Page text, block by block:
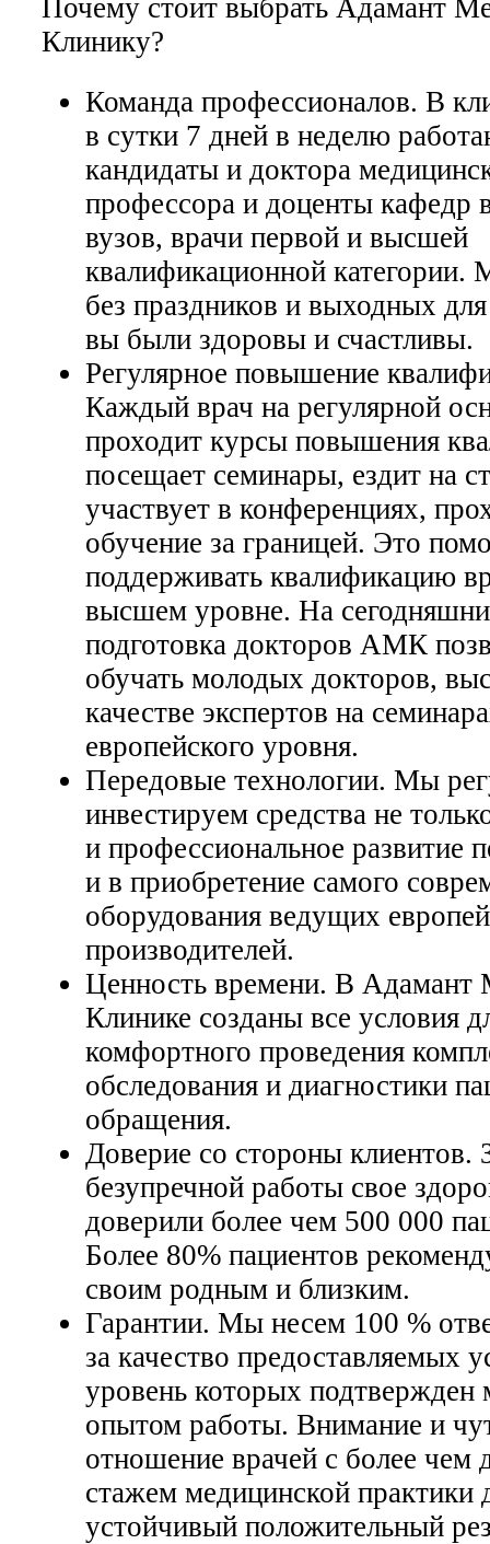
Почему стоит выбрать Адамант
Клинику?
Команда профессионалов. В
в сутки 7 дней в неделю
кандидаты и доктора
профессора и доценты кафедр
вузов, врачи первой и высшей
квалификационной категории.
без праздников и выходных
вы были здоровы и счастливы.
Регулярное повышение
Каждый врач на регулярной
проходит курсы повышения
посещает семинары, ездит на
участвует в конференциях,
обучение за границей. Это
поддерживать квалификацию
высшем уровне. На
подготовка докторов АМК
обучать молодых докторов,
качестве экспертов на
европейского уровня.
Передовые технологии. Мы
инвестируем средства не
и профессиональное развитие
и в приобретение самого
оборудования ведущих
производителей.
Ценность времени. В Адамант
Клинике созданы все условия
комфортного проведения
обследования и диагностики
обращения.
Доверие со стороны клиентов.
безупречной работы свое
доверили более чем 500 000
Более 80% пациентов
своим родным и близким.
Гарантии. Мы несем 100 %
за качество предоставляемых
уровень которых подтвержден
опытом работы. Внимание и
отношение врачей с более чем
стажем медицинской практики
устойчивый положительный